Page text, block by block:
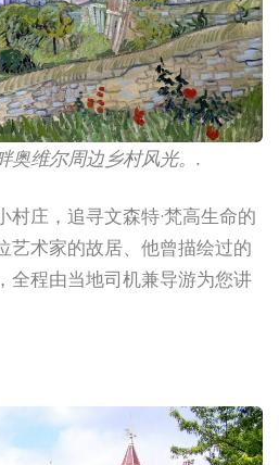
奥维尔周边乡村风光。.
庄，追寻文森特·梵高生命的
艺术家的故居、他曾描绘过的
全程由当地司机兼导游为您讲